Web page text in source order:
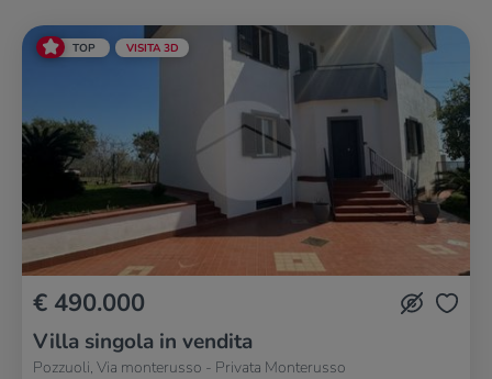
TOP VISITA 3D
€ 490.000
Villa singola in vendita
Pozzuoli, Via monterusso - Privata Monterusso